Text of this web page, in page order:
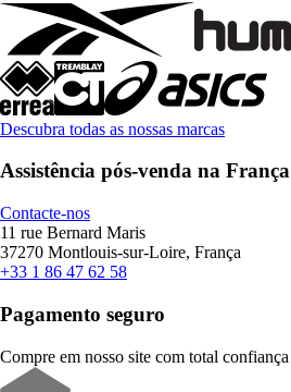
Descubra todas as nossas marcas
Assistência pós-venda na França
Contacte-nos
11 rue Bernard Maris
37270 Montlouis-sur-Loire, França
+33 1 86 47 62 58
Pagamento seguro
Compre em nosso site com total confiança